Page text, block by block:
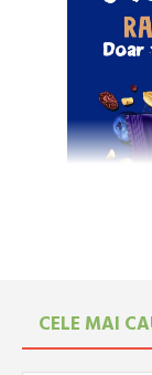
CELE MAI